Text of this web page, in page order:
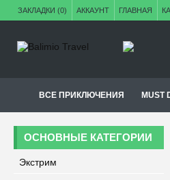
ЗАКЛАДКИ (0) АККАУНТ ГЛАВНАЯ
ВСЕ ПРИКЛЮЧЕНИЯ MUST
ОСНОВНЫЕ КАТЕГОРИИ
Экстрим